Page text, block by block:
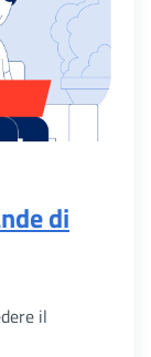
di
il